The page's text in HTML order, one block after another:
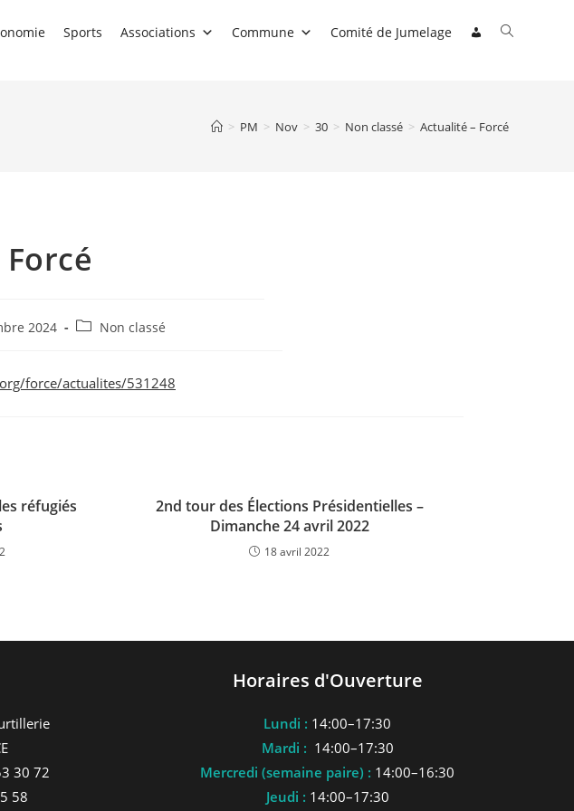
Sports Associations Commune Comité de Jumelage Toggle
> PM > Nov > 30 > Non classé > Actualité – Forcé
2024
Post Non classé
force/actualites/531248
réfugiés
2nd tour des Élections Présidentielles –
Dimanche 24 avril 2022
18 avril 2022
30 72
58
Horaires d'Ouverture
Lundi : 14:00–17:30
Mardi : 14:00–17:30
Mercredi (semaine paire) : 14:00–16:30
Jeudi : 14:00–17:30